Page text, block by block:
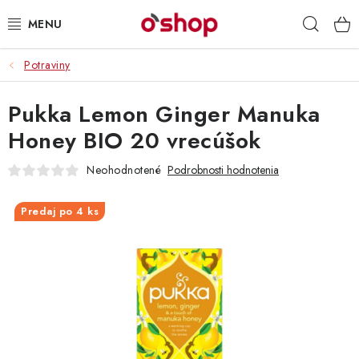
na
OSOBNÁ STAROSTLIVOSŤ
POTRAVINY
HRAČKY 🧸
Obchodné podmienky
Podmienky ochrany osobných údajov
Servis a reklamácia
Potraviny
Pukka Lemon Ginger Manuka
Honey BIO 20 vrecúšok
Neohodnotené Podrobnosti hodnotenia
Predaj po 4 ks